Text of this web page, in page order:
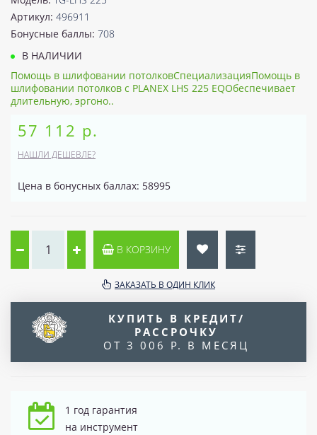
Артикул: 496911
Бонусные баллы: 708
В НАЛИЧИИ
Помощь в шлифовании потолковСпециализацияПомощь в
шлифовании потолков с PLANEX LHS 225 EQОбеспечивает
длительную, эргоно..
57 112 р.
НАШЛИ ДЕШЕВЛЕ?
Цена в бонусных баллах: 58995
В КОРЗИНУ
ЗАКАЗАТЬ В ОДИН КЛИК
КУПИТЬ В КРЕДИТ/
РАССРОЧКУ
ОТ 3 006 Р. В МЕСЯЦ
1 год гарантия
на инструмент